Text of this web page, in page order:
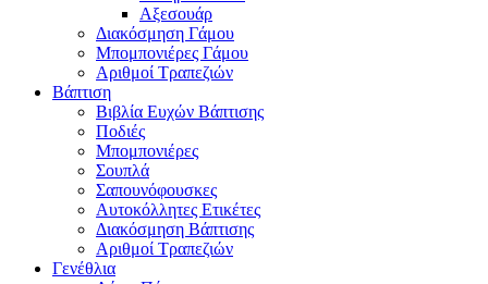
Αξεσουάρ
Διακόσμηση Γάμου
Μπομπονιέρες Γάμου
Αριθμοί Τραπεζιών
Βάπτιση
Βιβλία Ευχών Βάπτισης
Ποδιές
Μπομπονιέρες
Σουπλά
Σαπουνόφουσκες
Αυτοκόλλητες Ετικέτες
Διακόσμηση Βάπτισης
Αριθμοί Τραπεζιών
Γενέθλια